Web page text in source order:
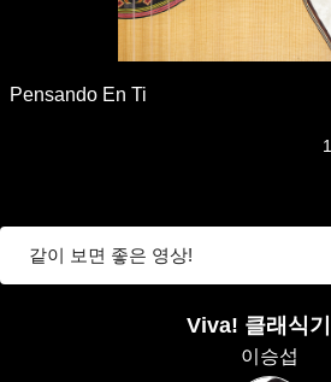
Pensando En Ti
같이 보면 좋은 영상!
Viva! 클래식
이승섭